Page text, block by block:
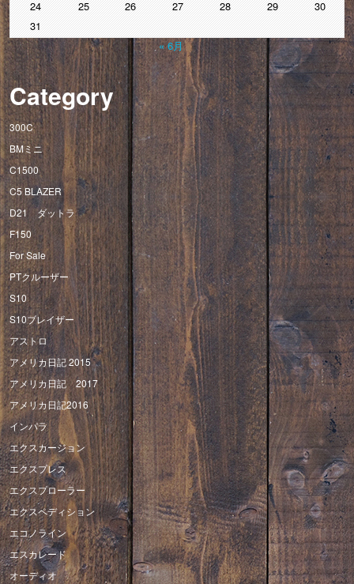
24
25 26 27 28 29
30
31
« 6月
Category
300C
BMミニ
C1500
C5 BLAZER
D21 ダットラ
F150
For Sale
PTクルーザー
S10
S10ブレイザー
アストロ
アメリカ日記 2015
アメリカ日記 2017
アメリカ日記2016
インパラ
エクスカージョン
エクスプレス
エクスプローラー
エクスペディション
エコノライン
エスカレード
オーディオ